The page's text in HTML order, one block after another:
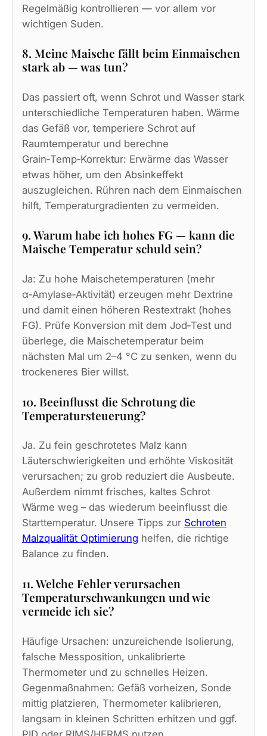
Regelmäßig kontrollieren — vor allem vor
wichtigen Suden.
8. Meine Maische fällt beim Einmaischen
stark ab — was tun?
Das passiert oft, wenn Schrot und Wasser stark
unterschiedliche Temperaturen haben. Wärme
das Gefäß vor, temperiere Schrot auf
Raumtemperatur und berechne
Grain‑Temp‑Korrektur: Erwärme das Wasser
etwas höher, um den Absinkeffekt
auszugleichen. Rühren nach dem Einmaischen
hilft, Temperaturgradienten zu vermeiden.
9. Warum habe ich hohes FG — kann die
Maische Temperatur schuld sein?
Ja: Zu hohe Maischetemperaturen (mehr
α‑Amylase‑Aktivität) erzeugen mehr Dextrine
und damit einen höheren Restextrakt (hohes
FG). Prüfe Konversion mit dem Jod‑Test und
überlege, die Maischetemperatur beim
nächsten Mal um 2–4 °C zu senken, wenn du
trockeneres Bier willst.
10. Beeinflusst die Schrotung die
Temperatursteuerung?
Ja. Zu fein geschrotetes Malz kann
Läuterschwierigkeiten und erhöhte Viskosität
verursachen; zu grob reduziert die Ausbeute.
Außerdem nimmt frisches, kaltes Schrot
Wärme weg – das wiederum beeinflusst die
Starttemperatur. Unsere Tipps zur Schroten
Malzqualität Optimierung helfen, die richtige
Balance zu finden.
11. Welche Fehler verursachen
Temperaturschwankungen und wie
vermeide ich sie?
Häufige Ursachen: unzureichende Isolierung,
falsche Messposition, unkalibrierte
Thermometer und zu schnelles Heizen.
Gegenmaßnahmen: Gefäß vorheizen, Sonde
mittig platzieren, Thermometer kalibrieren,
langsam in kleinen Schritten erhitzen und ggf.